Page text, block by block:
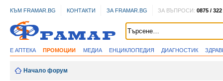
КЪМ FRAMAR.BG КОНТАКТИ ЗА FRAMAR.BG ЗА ВЪПРОСИ:0875 /
Е АПТЕКА ПРОМОЦИИ МЕДИА ЕНЦИКЛОПЕДИЯ ДИАГНОСТИК
Начало форум